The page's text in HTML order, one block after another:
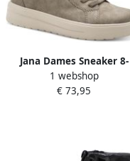
Jana Dames Sneaker 8-
25271-45 231 H-breedte
1 webshop
€ 73,95